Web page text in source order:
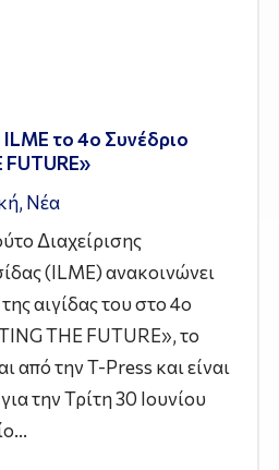
το 4ο Συνέδριο
, Νέα
Διαχείρισης
(ILME) ανακοινώνει
αιγίδας του στο 4ο
THE FUTURE», το
από την T-Press και είναι
την Τρίτη 30 Ιουνίου